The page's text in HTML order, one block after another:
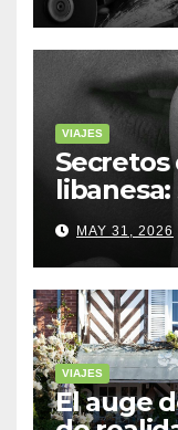
VIAJES
Secretos
cuentan
MAY 31, 2026
VIAJES
El auge